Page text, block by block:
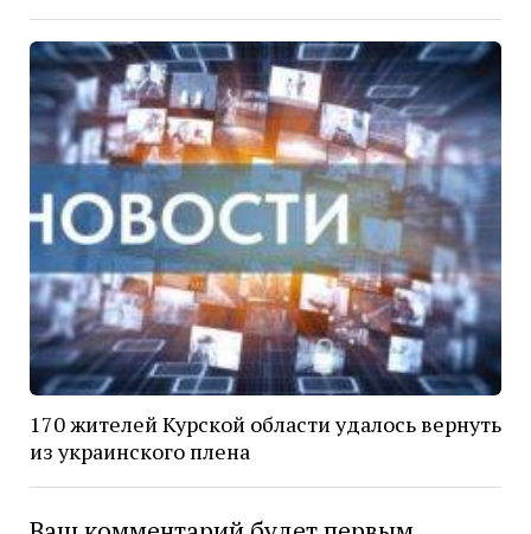
170 жителей Курской области удалось вернуть
из украинского плена